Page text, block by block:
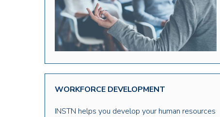
WORKFORCE DEVELOPMENT
INSTN helps you develop your human resources